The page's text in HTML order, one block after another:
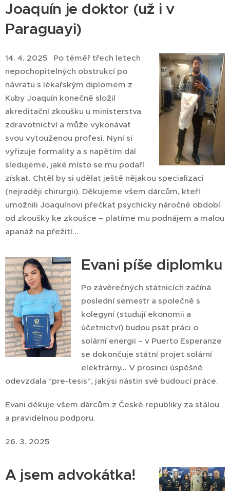
Joaquín je doktor (už i v
Paraguayi)
14. 4. 2025 Po téměř třech letech
nepochopitelných obstrukcí po
návratu s lékařským diplomem z
Kuby Joaquín konečně složil
akreditační zkoušku u ministerstva
zdravotnictví a může vykonávat
svou vytouženou profesi. Nyní si
vyřizuje formality a s napětím dál
sledujeme, jaké místo se mu podaří
získat. Chtěl by si udělat ještě nějakou specializaci
(nejraději chirurgii). Děkujeme všem dárcům, kteří
umožnili Joaquínovi přečkat psychicky náročné období
od zkoušky ke zkoušce – platíme mu podnájem a malou
apanáž na přežití...
Evani píše diplomku
Po závěrečných státnicích začíná
poslední semestr a společně s
kolegyní (studují ekonomii a
účetnictví) budou psát práci o
solární energii – v Puerto Esperanze
se dokončuje státní projet solární
elektrárny... V prosinci úspěšně
odevzdala "pre-tesis", jakýsi nástin své budoucí práce.
Evani děkuje všem dárcům z České republiky za stálou
a pravidelnou podporu.
26. 3. 2025
A jsem advokátka!